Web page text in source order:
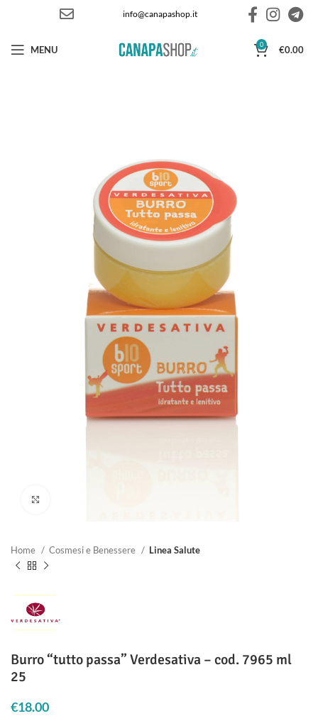
info@canapashop.it
MENU 0 €0.00
Home Cosmesi e Benessere Linea Salute
Burro “tutto passa” Verdesativa – cod. 7965 ml
25
€18.00